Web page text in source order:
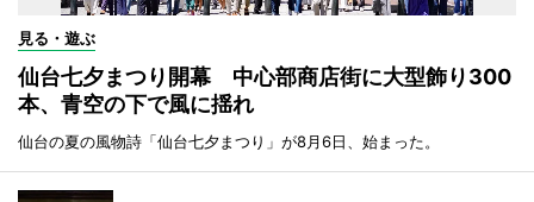
見る・遊ぶ
仙台七夕まつり開幕 中心部商店街に大型飾り300
本、青空の下で風に揺れ
仙台の夏の風物詩「仙台七夕まつり」が8月6日、始まった。